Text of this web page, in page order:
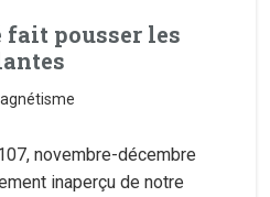
fait pousser les
novembre-décembre
inaperçu de notre